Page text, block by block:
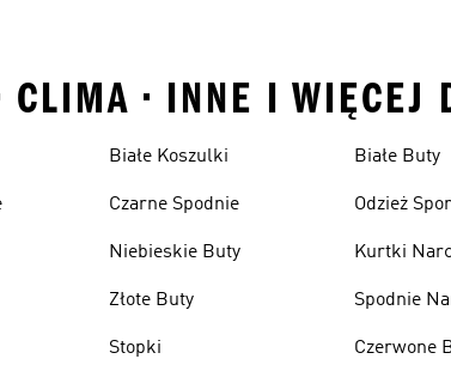
CLIMA • INNE I WIĘCEJ
Białe Koszulki
Czarne Spodnie
Niebieskie Buty
Złote Buty
Stopki
Białe Buty
Odzież
Kurtki
Spodnie
Czerwone